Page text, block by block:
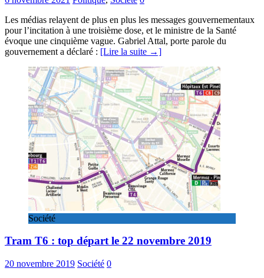
Les médias relayent de plus en plus les messages gouvernementaux
pour l’incitation à une troisième dose, et le ministre de la Santé
évoque une cinquième vague. Gabriel Attal, porte parole du
gouvernement a déclaré : [Lire la suite →]
Société
Tram T6 : top départ le 22 novembre 2019
20 novembre 2019 Société 0